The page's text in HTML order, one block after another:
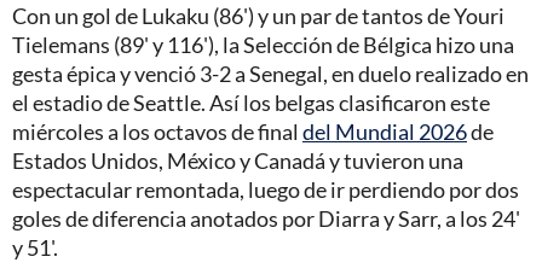
Con un gol de Lukaku (86') y un par de tantos de Youri
Tielemans (89' y 116'), la Selección de Bélgica hizo una
gesta épica y venció 3-2 a Senegal, en duelo realizado en
el estadio de Seattle. Así los belgas clasificaron este
miércoles a los octavos de final del Mundial 2026de
Estados Unidos, México y Canadá y tuvieron una
espectacular remontada, luego de ir perdiendo por dos
goles de diferencia anotados por Diarra y Sarr, a los 24'
y 51'.